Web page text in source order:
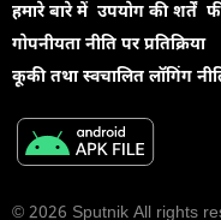
हमारे बारे में उपयोग की शर्तें
गोपनीयता नीति पर प्रतिक्रिया
कूकी तथा स्वचालित लॉगिंग
© 2026 Sputnik All rights